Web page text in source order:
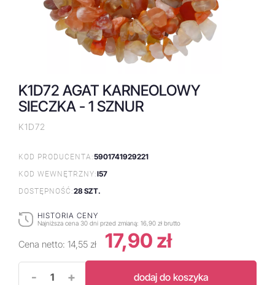
K1D72 AGAT KARNEOLOWY
SIECZKA - 1 SZNUR
K1D72
KOD PRODUCENTA:5901741929221
KOD WEWNĘTRZNY:I57
DOSTĘPNOŚĆ:28 SZT.
HISTORIA CENY
Najniższa cena 30 dni przed zmianą: 16,90 zł brutto
Cena netto: 14,55 zł 17,90 zł
- + dodaj do koszyka